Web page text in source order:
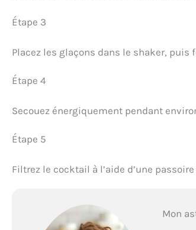
Étape 3
Placez les glaçons dans le shaker,
Étape 4
Secouez énergiquement pendant
Étape 5
Filtrez le cocktail à l’aide d’une
Mon